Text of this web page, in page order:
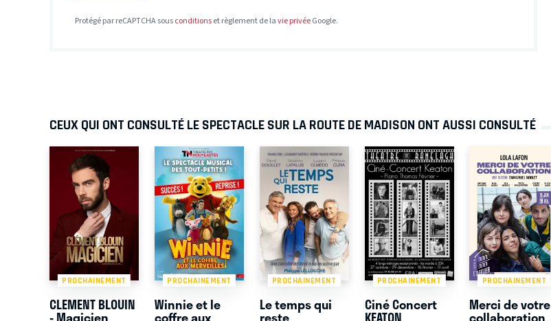
Protégé par reCAPTCHA sousconditionset règlement de lavie privéeGoogle.
CEUX QUI ONT CONSULTÉ LE SPECTACLE SUR LA ROUTE DE MADISON ONT AUSSI CONSULTÉ
PROCHAINEMENT
CLEMENT BLOUIN
PROCHAINEMENT
Winnie et le
PROCHAINEMENT
Le temps qui
PROCHAINEMENT
Ciné Concert
PROCHAINEMENT
Merci de votre